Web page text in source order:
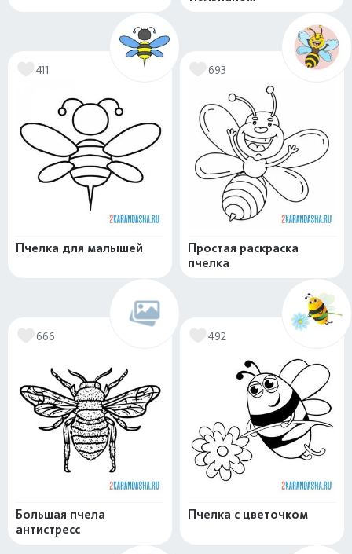
411
Пчелка для малышей
693
Простая раскраска
пчелка
666
Большая пчела
антистресс
492
Пчелка с цветочком